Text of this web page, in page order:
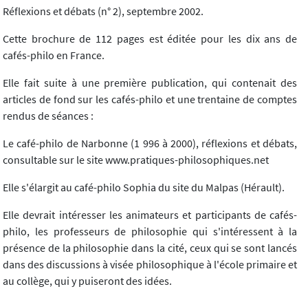
Réflexions et débats (n° 2), septembre 2002.
Cette brochure de 112 pages est éditée pour les dix ans de
cafés-philo en France.
Elle fait suite à une première publication, qui contenait des
articles de fond sur les cafés-philo et une trentaine de comptes
rendus de séances :
Le café-philo de Narbonne (1 996 à 2000), réflexions et débats,
consultable sur le site www.pratiques-philosophiques.net
Elle s'élargit au café-philo Sophia du site du Malpas (Hérault).
Elle devrait intéresser les animateurs et participants de cafés-
philo, les professeurs de philosophie qui s'intéressent à la
présence de la philosophie dans la cité, ceux qui se sont lancés
dans des discussions à visée philosophique à l'école primaire et
au collège, qui y puiseront des idées.